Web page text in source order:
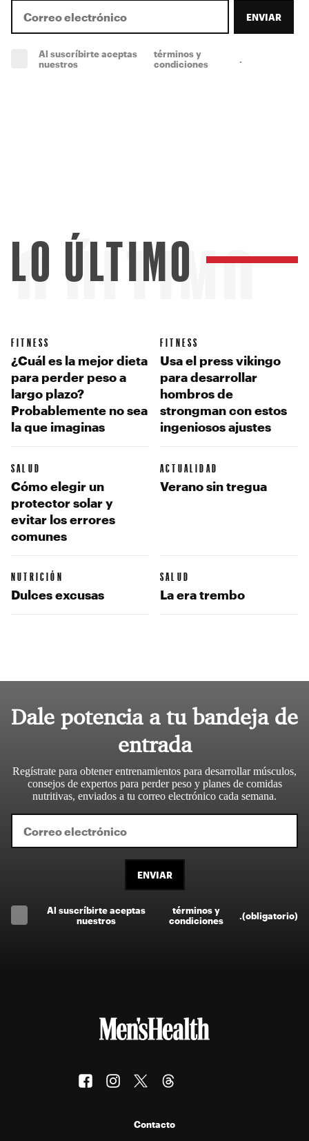
ENVIAR
Al suscríbirte aceptas
nuestros
términos y
condiciones
ÚLTIMO
LO ÚLTIMO
FITNESS
¿Cuál es la mejor dieta
para perder peso a
largo plazo?
Probablemente no sea
la que imaginas
FITNESS
Usa el press vikingo
para desarrollar
hombros de
strongman con estos
ingeniosos ajustes
SALUD
Cómo elegir un
protector solar y
evitar los errores
comunes
ACTUALIDAD
Verano sin tregua
NUTRICIÓN
Dulces excusas
SALUD
La era trembo
Dale potencia a tu bandeja de
entrada
Regístrate para obtener entrenamientos para desarrollar músculos,
consejos de expertos para perder peso y planes de comidas
nutritivas, enviados a tu correo electrónico cada semana.
ENVIAR
Al suscríbirte aceptas
nuestros
términos y
condiciones
(obligatorio)
Contacto